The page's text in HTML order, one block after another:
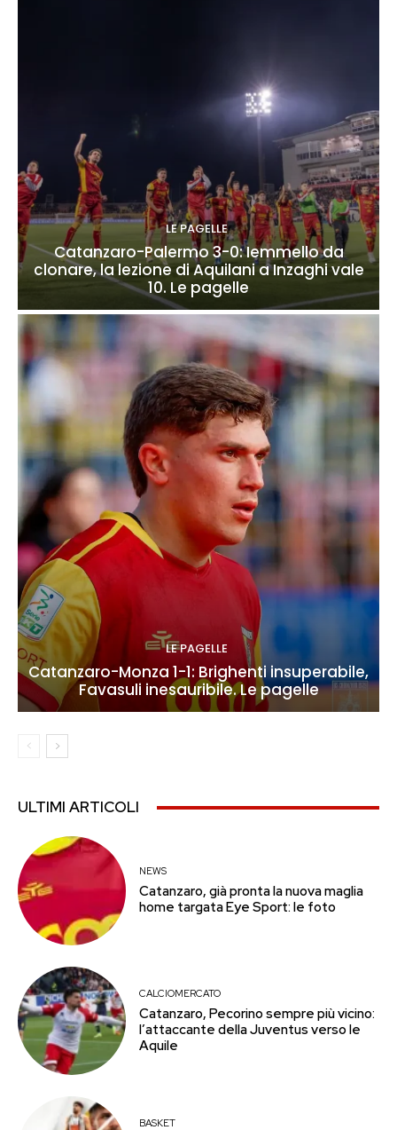
LE PAGELLE
Catanzaro-Palermo 3-0: Iemmello da
clonare, la lezione di Aquilani a Inzaghi vale
10. Le pagelle
LE PAGELLE
Catanzaro-Monza 1-1: Brighenti insuperabile,
Favasuli inesauribile. Le pagelle
ULTIMI ARTICOLI
NEWS
Catanzaro, già pronta la nuova maglia
home targata Eye Sport: le foto
CALCIOMERCATO
Catanzaro, Pecorino sempre più vicino:
l’attaccante della Juventus verso le
Aquile
BASKET